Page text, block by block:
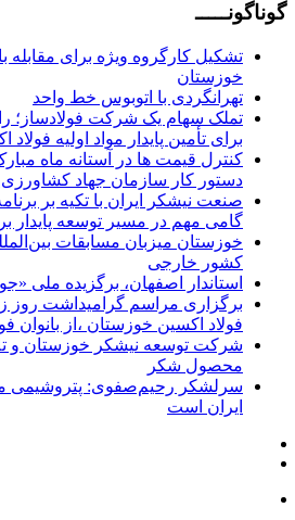
گوناگونـــــ
تشکیل کارگروه ویژه برای مقابله
خوزستان
تهرانگردی با اتوبوس خط واحد
تملک سهام یک شرکت فولادساز؛
برای تأمین پایدار مواد اولیه فولاد
کنترل قیمت ها در آستانه ماه
دستور کار سازمان جهاد
صنعت نیشکر ایران با تکیه بر
گامی مهم در مسیر توسعه پایدار
کشور خارجی
استاندار اصفهان، برگزیده ملی
برگزاری مراسم گرامیداشت روز
فولاد اکسین خوزستان ،از بانوان
شرکت توسعه نیشکر خوزستان و
محصول شکر
سرلشکر رحیم‌صفوی: پتروشیمی
ایران است